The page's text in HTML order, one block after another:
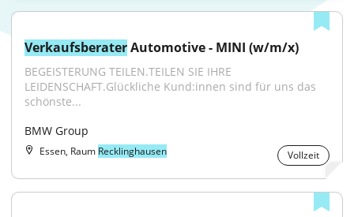
Verkaufsberater Automotive - MINI (w/m/x)
BEGEISTERUNG TEILEN.TEILEN SIE IHRE
LEIDENSCHAFT.Glückliche Kund:innen sind für uns das
schönste...
BMW Group
Essen, Raum Recklinghausen Vollzeit